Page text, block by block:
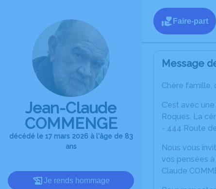
Jean-Claude
COMMENGE
décédé le 17 mars 2026 à l'âge de 83
ans
Je rends hommage
Faire-part
Message
Chère famille,
C’est avec
Roques. La
- 444 Route
Nous vous
vos pensées
Claude